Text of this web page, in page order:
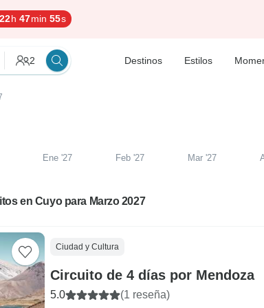
22h 47min 54s
2 Destinos Estilos
Ene '27 Feb '27 Mar '27
en Cuyo para Marzo 2027
Ciudad y Cultura
Circuito de 4 días por Mendoza
5.0 (1 reseña)